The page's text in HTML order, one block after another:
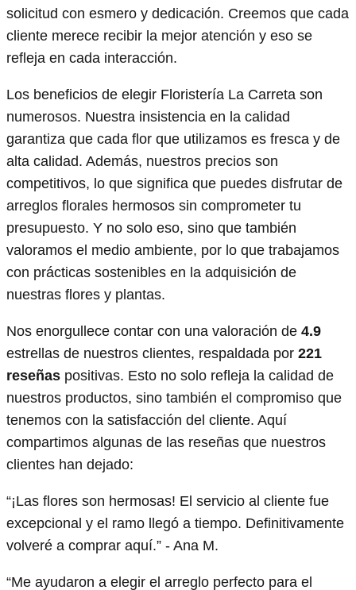
solicitud con esmero y dedicación. Creemos que cada
cliente merece recibir la mejor atención y eso se
refleja en cada interacción.
Los beneficios de elegir Floristería La Carreta son
numerosos. Nuestra insistencia en la calidad
garantiza que cada flor que utilizamos es fresca y de
alta calidad. Además, nuestros precios son
competitivos, lo que significa que puedes disfrutar de
arreglos florales hermosos sin comprometer tu
presupuesto. Y no solo eso, sino que también
valoramos el medio ambiente, por lo que trabajamos
con prácticas sostenibles en la adquisición de
nuestras flores y plantas.
Nos enorgullece contar con una valoración de 4.9
estrellas de nuestros clientes, respaldada por 221
reseñas positivas. Esto no solo refleja la calidad de
nuestros productos, sino también el compromiso que
tenemos con la satisfacción del cliente. Aquí
compartimos algunas de las reseñas que nuestros
clientes han dejado:
“¡Las flores son hermosas! El servicio al cliente fue
excepcional y el ramo llegó a tiempo. Definitivamente
volveré a comprar aquí.” - Ana M.
“Me ayudaron a elegir el arreglo perfecto para el